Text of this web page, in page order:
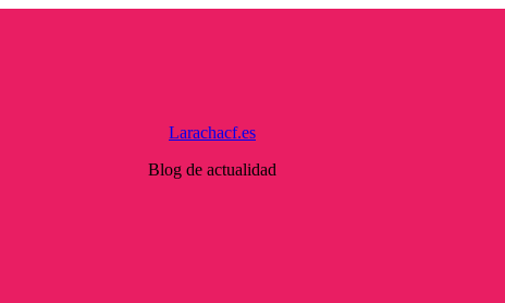
Larachacf.es
Blog de actualidad